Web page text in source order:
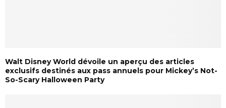
Walt Disney World dévoile un aperçu des articles
exclusifs destinés aux pass annuels pour Mickey’s Not-
So-Scary Halloween Party